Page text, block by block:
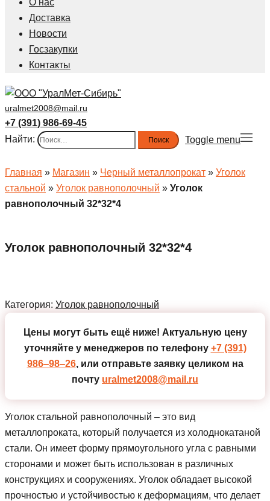
О нас
Доставка
Новости
Госзакупки
Контакты
uralmet2008@mail.ru
+7 (391) 986-69-45
Найти:
Toggle menu
Главная » Магазин » Черный металлопрокат » Уголок
стальной » Уголок равнополочный » Уголок
равнополочный 32*32*4
Уголок равнополочный 32*32*4
Категория: Уголок равнополочный
Цены могут быть ещё ниже! Актуальную цену
уточняйте у менеджеров по телефону +7 (391)
986‒98‒26, или отправьте заявку целиком на
почту uralmet2008@mail.ru
Уголок стальной равнополочный – это вид
металлопроката, который получается из холоднокатаной
стали. Он имеет форму прямоугольного угла с равными
сторонами и может быть использован в различных
конструкциях и сооружениях. Уголок обладает высокой
прочностью и устойчивостью к деформациям, что делает